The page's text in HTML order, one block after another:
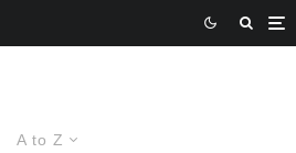
A to Z